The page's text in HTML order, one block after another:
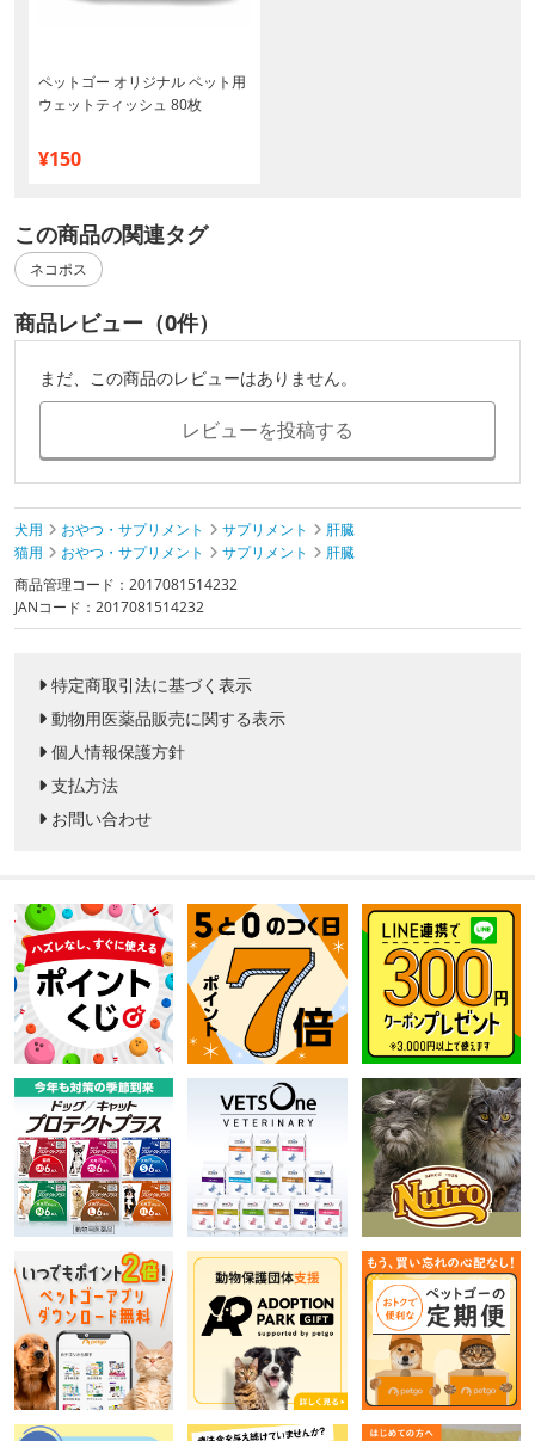
ペットゴー オリジナル ペット用
ウェットティッシュ 80枚
¥150
この商品の関連タグ
ネコポス
商品レビュー（0件）
まだ、この商品のレビューはありません。
レビューを投稿する
犬用 おやつ・サプリメント サプリメント
肝臓
猫用
おやつ・サプリメント サプリメント
肝臓
商品管理コード：2017081514232
JANコード：2017081514232
特定商取引法に基づく表示
動物用医薬品販売に関する表示
個人情報保護方針
支払方法
お問い合わせ